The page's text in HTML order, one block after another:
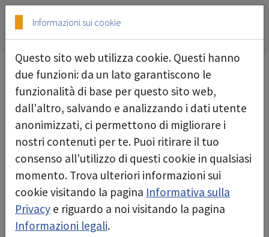
Skip to main content
Skip to page footer
rescue: protezione NBCR
rescue: protezione NBCR senza compromessi,
innovazione e soluzioni personalizzabili
La protezione contro le sostanze chimiche,
biologiche, radiologiche e nucleari pericolose
(protezione NBCR) è fondamentale in risposta
alle emergenze odierne.
Informazioni sui cookie
Questo sito web utilizza cookie. Questi hanno
due funzioni: da un lato garantiscono le
funzionalità di base per questo sito web,
dall'altro, salvando e analizzando i dati utente
anonimizzati, ci permettono di migliorare i
nostri contenuti per te. Puoi ritirare il tuo
consenso all'utilizzo di questi cookie in qualsiasi
momento. Trova ulteriori informazioni sui
cookie visitando la pagina Informativa sulla
Privacy e riguardo a noi visitando la pagina
Informazioni legali.